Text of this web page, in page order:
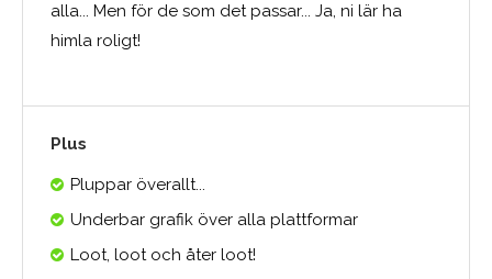
alla... Men för de som det passar... Ja, ni lär ha
himla roligt!
Plus
Pluppar överallt...
Underbar grafik över alla plattformar
Loot, loot och åter loot!